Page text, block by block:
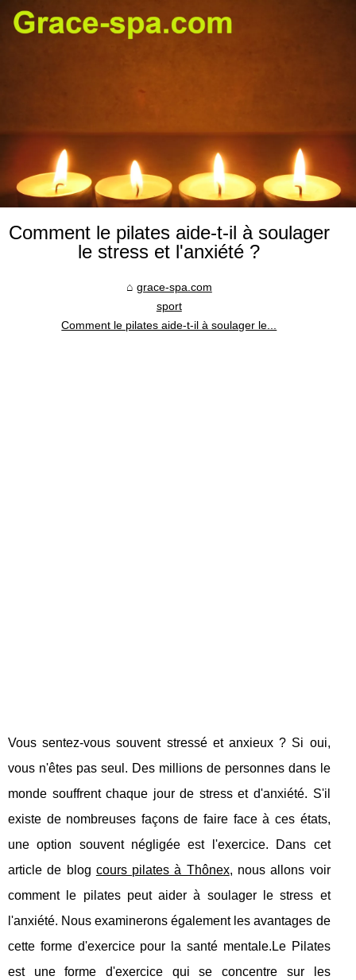
Comment le pilates aide-t-il à soulager
le stress et l'anxiété ?
grace-spa.com
sport
Comment le pilates aide-t-il à soulager le...
Vous sentez-vous souvent stressé et anxieux ? Si oui,
vous n'êtes pas seul. Des millions de personnes dans le
monde souffrent chaque jour de stress et d'anxiété. S'il
existe de nombreuses façons de faire face à ces états,
une option souvent négligée est l'exercice. Dans cet
article de blog cours pilates à Thônex, nous allons voir
comment le pilates peut aider à soulager le stress et
l'anxiété. Nous examinerons également les avantages de
cette forme d'exercice pour la santé mentale.Le Pilates
est une forme d'exercice qui se concentre sur les